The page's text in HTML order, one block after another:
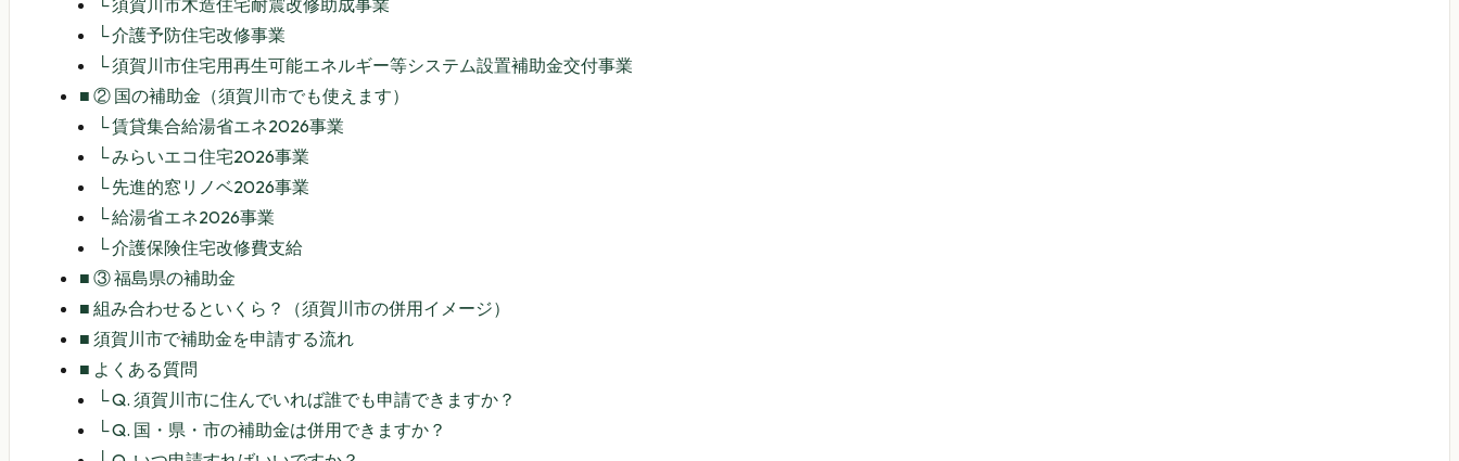
└介護予防住宅改修事業
└須賀川市住宅用再生可能エネルギー等システム設置補助金交付事業
■ ② 国の補助金（須賀川市でも使えます）
└賃貸集合給湯省エネ2026事業
└みらいエコ住宅2026事業
└先進的窓リノベ2026事業
└給湯省エネ2026事業
└介護保険住宅改修費支給
■ ③ 福島県の補助金
■ 組み合わせるといくら？（須賀川市の併用イメージ）
■ 須賀川市で補助金を申請する流れ
■ よくある質問
└Q. 須賀川市に住んでいれば誰でも申請できますか？
└Q. 国・県・市の補助金は併用できますか？